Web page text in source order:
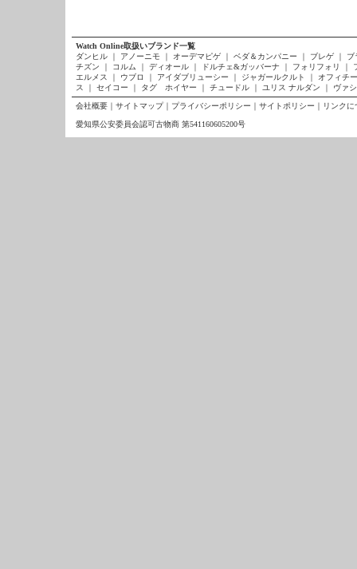
Watch Online取扱いブランド一覧
ダンヒル
｜ アノーニモ ｜ オーデマピゲ ｜ ベダ＆カンパニー ｜ ブレゲ ｜
ブ
チズン
｜ コルム ｜ ディオール ｜ ドルチェ&ガッバーナ ｜ フォリフォリ ｜
エルメス
｜ ウブロ ｜ アイダブリューシー ｜ ジャガールクルト ｜
オフィチ
ス
｜ セイコー ｜ タグ ホイヤー ｜ チュードル ｜ ユリス ナルダン ｜ ヴァ
会社概要 ｜ サイトマップ｜ プライバシーポリシー ｜ サイトポリシー ｜ リンクに
愛知県公安委員会認可古物商 第541160605200号